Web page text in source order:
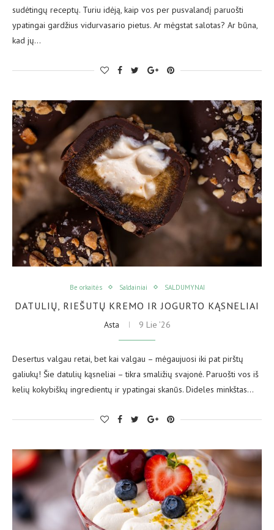
sudėtingų receptų. Turiu idėją, kaip vos per pusvalandį paruošti
ypatingai gardžius vidurvasario pietus. Ar mėgstat salotas? Ar būna,
kad jų…
Be orkaitės Saldainiai SALDUMYNAI
DATULIŲ, RIEŠUTŲ KREMO IR JOGURTO KĄSNELIAI
Asta 9 Lie ’26
Desertus valgau retai, bet kai valgau – mėgaujuosi iki pat pirštų
galiukų! Šie datulių kąsneliai – tikra smaližių svajonė. Paruošti vos iš
kelių kokybiškų ingredientų ir ypatingai skanūs. Dideles minkštas…